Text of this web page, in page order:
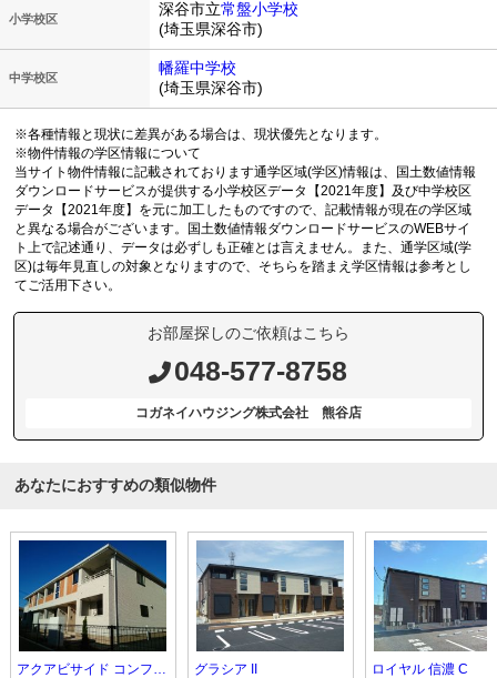
小学校区
深谷市立常盤小学校
(埼玉県深谷市)
中学校区
幡羅中学校
(埼玉県深谷市)
※各種情報と現状に差異がある場合は、現状優先となります。
※物件情報の学区情報について
当サイト物件情報に記載されております通学区域(学区)情報は、国土数値情報
ダウンロードサービスが提供する小学校区データ【2021年度】及び中学校区
データ【2021年度】を元に加工したものですので、記載情報が現在の学区域
と異なる場合がございます。国土数値情報ダウンロードサービスのWEBサイ
ト上で記述通り、データは必ずしも正確とは言えません。また、通学区域(学
区)は毎年見直しの対象となりますので、そちらを踏まえ学区情報は参考とし
てご活用下さい。
お部屋探しのご依頼はこちら
048-577-8758
コガネイハウジング株式会社 熊谷店
あなたにおすすめの類似物件
アクアビサイド コンフォルト I
グラシア II
ロイヤル 信濃 C